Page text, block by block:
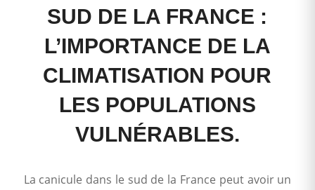
SUD DE LA FRANCE :
L’IMPORTANCE DE LA
CLIMATISATION POUR
LES POPULATIONS
VULNÉRABLES.
La canicule dans le sud de la France peut avoir un